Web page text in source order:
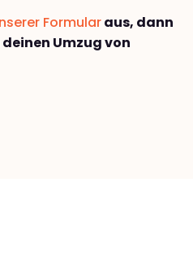
Formularaus, dann
Umzug von